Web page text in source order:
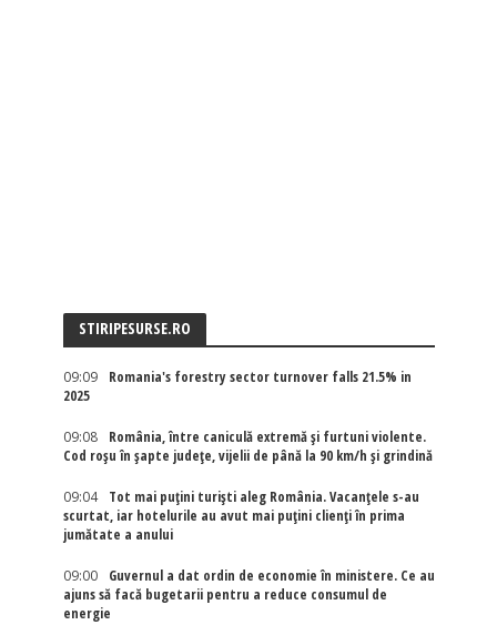
STIRIPESURSE.RO
09:09
Romania's forestry sector turnover falls 21.5% in
2025
09:08
România, între caniculă extremă și furtuni violente.
Cod roșu în șapte județe, vijelii de până la 90 km/h și grindină
09:04
Tot mai puțini turiști aleg România. Vacanțele s-au
scurtat, iar hotelurile au avut mai puțini clienți în prima
jumătate a anului
09:00
Guvernul a dat ordin de economie în ministere. Ce au
ajuns să facă bugetarii pentru a reduce consumul de
energie